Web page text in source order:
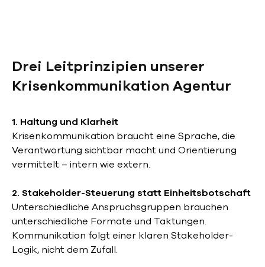
Drei Leitprinzipien unserer
Krisenkommunikation Agentur
1. Haltung und Klarheit
Krisenkommunikation braucht eine Sprache, die
Verantwortung sichtbar macht und Orientierung
vermittelt – intern wie extern.
2. Stakeholder-Steuerung statt Einheitsbotschaft
Unterschiedliche Anspruchsgruppen brauchen
unterschiedliche Formate und Taktungen.
Kommunikation folgt einer klaren Stakeholder-
Logik, nicht dem Zufall.